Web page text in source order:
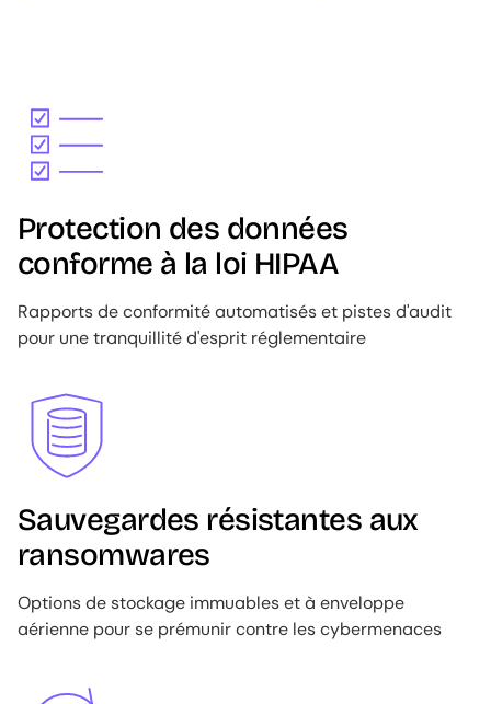
Image
Protection des données
conforme à la loi HIPAA
Rapports de conformité automatisés et pistes d'audit
pour une tranquillité d'esprit réglementaire
Image
Sauvegardes résistantes aux
ransomwares
Options de stockage immuables et à enveloppe
aérienne pour se prémunir contre les cybermenaces